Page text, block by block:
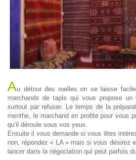
Au détour des ruelles on se laisse
marchands de tapis qui vous propose
surtout par refuser. Le temps de la
menthe, le marchand en profite pour vous
qu’il déroule sous vos yeux.
Ensuite il vous demande si vous êtes
non, répondez « LA » mais si vous désirez
lancer dans la négociation qui peut parfois